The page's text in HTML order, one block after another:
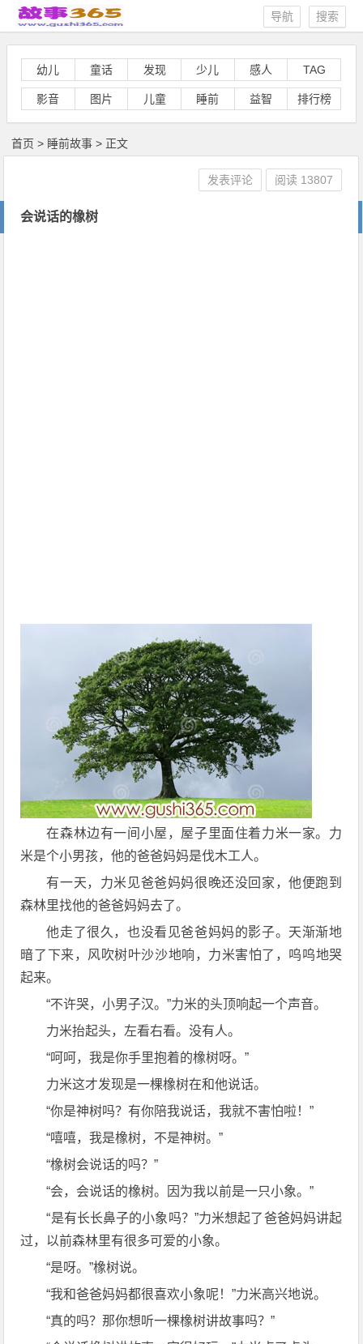
搜索
导航
幼儿 童话 发现 少儿 感人 TAG
影音 图片 儿童 睡前 益智 排行榜
首页 > 睡前故事 > 正文
会说话的橡树
在森林边有一间小屋，屋子里面住着力米一家。力
米是个小男孩，他的爸爸妈妈是伐木工人。
有一天，力米见爸爸妈妈很晚还没回家，他便跑到
森林里找他的爸爸妈妈去了。
他走了很久，也没看见爸爸妈妈的影子。天渐渐地
暗了下来，风吹树叶沙沙地响，力米害怕了，呜呜地哭
起来。
“不许哭，小男子汉。”力米的头顶响起一个声音。
力米抬起头，左看右看。没有人。
“呵呵，我是你手里抱着的橡树呀。”
力米这才发现是一棵橡树在和他说话。
“你是神树吗？有你陪我说话，我就不害怕啦！”
“嘻嘻，我是橡树，不是神树。”
“橡树会说话的吗？”
“会，会说话的橡树。因为我以前是一只小象。”
“是有长长鼻子的小象吗？”力米想起了爸爸妈妈讲起
过，以前森林里有很多可爱的小象。
“是呀。”橡树说。
“我和爸爸妈妈都很喜欢小象呢！”力米高兴地说。
“真的吗？那你想听一棵橡树讲故事吗？”
发表评论 阅读 13807